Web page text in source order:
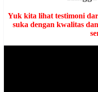
Yuk kita lihat testimoni
suka dengan kwalitas